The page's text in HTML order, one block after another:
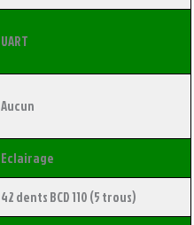
UART
Aucun
Eclairage
42 dents BCD 110 (5 trous)